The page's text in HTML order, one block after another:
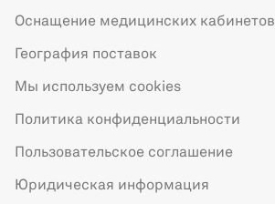
Оснащение медицинских кабинетов
География поставок
Мы используем cookies
Политика конфиденциальности
Пользовательское соглашение
Юридическая информация